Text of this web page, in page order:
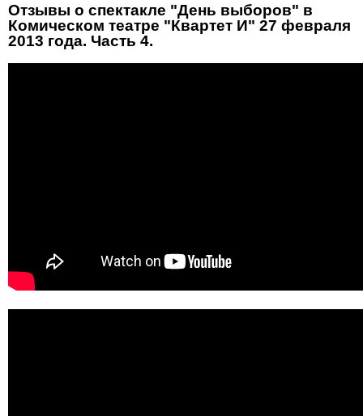
Отзывы о спектакле "День выборов" в
Комическом театре "Квартет И" 27 февраля
2013 года. Часть 4.